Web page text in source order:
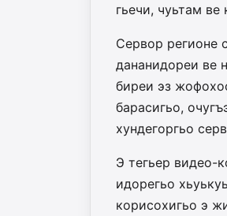
гьечи, чуьтам ве
Сервор регионе
дананидореи ве
биреи эз
барасигьо,
хундегоргьо
Э тегьер видео-
идорегьо
корисохигьо э